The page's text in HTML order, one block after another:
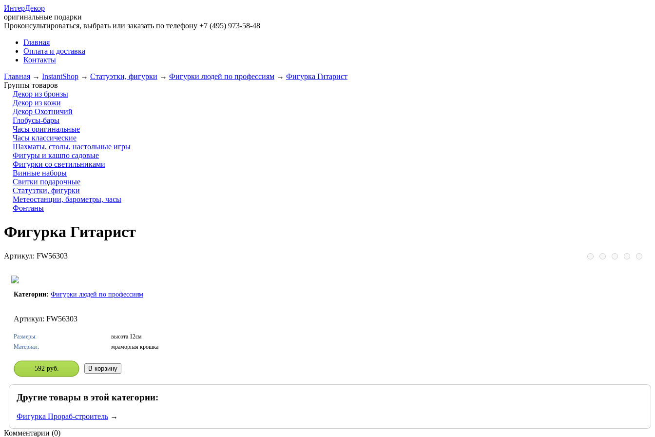
ИнтерДекор
оригинальные подарки
Проконсультироваться, выбрать или заказать по телефону +7 (495) 973-58-48
Главная
Оплата и доставка
Контакты
Главная → InstantShop → Статуэтки, фигурки → Фигурки людей по профессиям → Фигурка Гитарист
Группы товаров
Декор из бронзы
Декор из кожи
Декор Охотничий
Глобусы-бары
Часы оригинальные
Часы классические
Шахматы, столы, настольные игры
Фигуры и кашпо садовые
Фигурки со светильниками
Винные наборы
Свитки подарочные
Статуэтки, фигурки
Метеостанции, барометры, часы
Фонтаны
Фигурка Гитарист
Артикул: FW56303
Категории: Фигурки людей по профессиям
Артикул: FW56303
Размеры:
высота 12см
Материал:
мраморная крошка
592 руб.
Другие товары в этой категории:
Фигурка Прораб-строитель →
Комментарии (0)